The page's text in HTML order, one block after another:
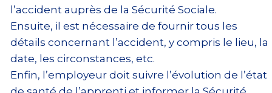
l’accident auprès de la Sécurité Sociale.
Ensuite, il est nécessaire de fournir tous les
détails concernant l’accident, y compris le lieu, la
date, les circonstances, etc.
Enfin, l’employeur doit suivre l’évolution de l’état